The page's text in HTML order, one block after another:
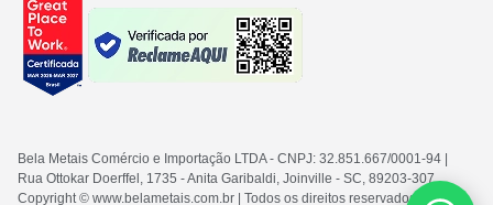
Bela Metais Comércio e Importação LTDA- CNPJ: 32.851.667/0001-94
Rua Ottokar Doerffel, 1735 - Anita Garibaldi, Joinville - SC, 89203-307
Copyright © www.belametais.com.br | Todos os direitos reservados